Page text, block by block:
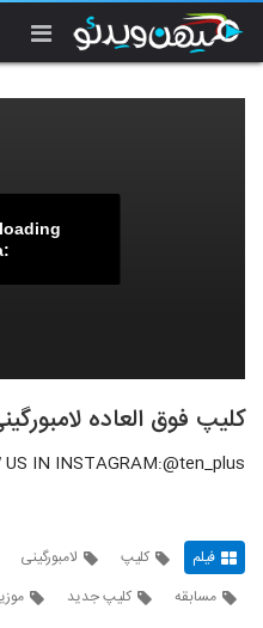
کلیپ فوق العاده
IN INSTAGRAM:@ten_plus_
فیلم کلیپ لامبورگینی
مسابقه
کلیپ جدید